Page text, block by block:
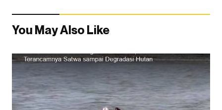
You May Also Like